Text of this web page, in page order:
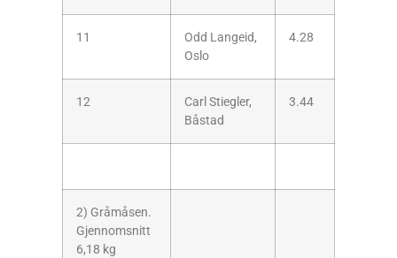
11
Odd Langeid,
Oslo
4.28
12
Carl Stiegler,
Båstad
3.44
2) Gråmåsen.
Gjennomsnitt
6,18 kg